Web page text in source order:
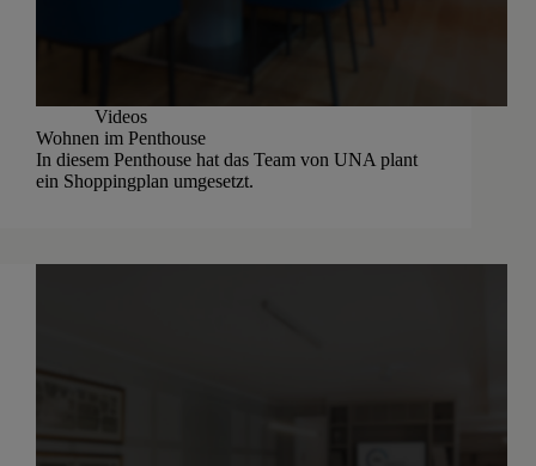
Videos
Wohnen im Penthouse
In diesem Penthouse hat das Team von UNA plant
ein Shoppingplan umgesetzt.